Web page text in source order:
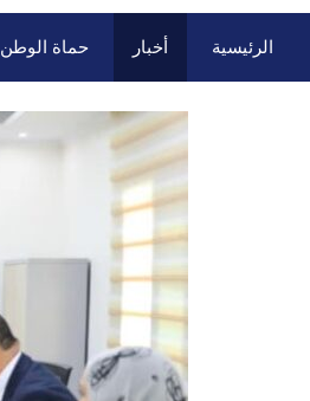
الرئيسية أخبار حماة الوطن